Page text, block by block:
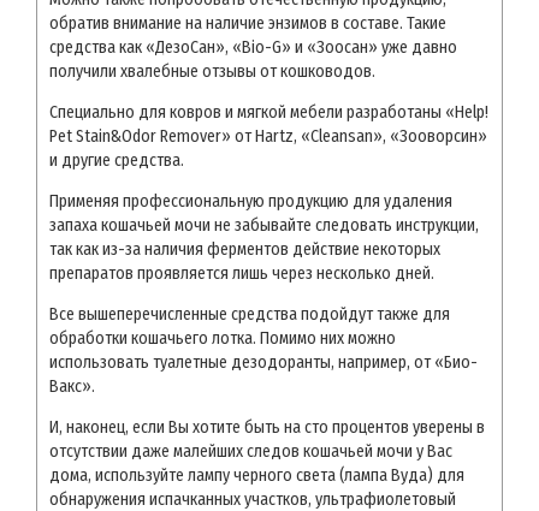
обратив внимание на наличие энзимов в составе. Такие
средства как «ДезоСан», «Bio-G» и «Зоосан» уже давно
получили хвалебные отзывы от кошководов.
Специально для ковров и мягкой мебели разработаны «Help!
Pet Stain&Odor Remover» от Hartz, «Cleansan», «Зооворсин»
и другие средства.
Применяя профессиональную продукцию для удаления
запаха кошачьей мочи не забывайте следовать инструкции,
так как из-за наличия ферментов действие некоторых
препаратов проявляется лишь через несколько дней.
Все вышеперечисленные средства подойдут также для
обработки кошачьего лотка. Помимо них можно
использовать туалетные дезодоранты, например, от «Био-
Вакс».
И, наконец, если Вы хотите быть на сто процентов уверены в
отсутствии даже малейших следов кошачьей мочи у Вас
дома, используйте лампу черного света (лампа Вуда) для
обнаружения испачканных участков, ультрафиолетовый